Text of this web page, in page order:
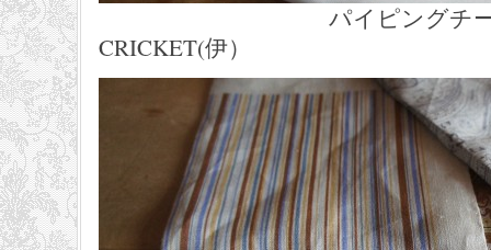
パイピングチーフ
CRICKET(伊）